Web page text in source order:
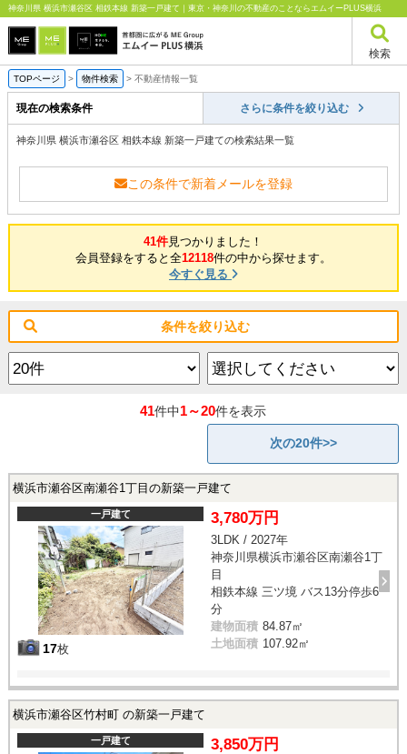
神奈川県 横浜市瀬谷区 相鉄本線 新築一戸建て｜東京・神奈川の不動産のことならエムイーPLUS横浜
検索
TOPページ > 物件検索 > 不動産情報一覧
現在の検索条件 さらに条件を絞り込む
神奈川県 横浜市瀬谷区 相鉄本線 新築一戸建ての検索結果一覧
この条件で新着メールを登録
41件見つかりました！
会員登録をすると全12118件の中から探せます。
今すぐ見る
条件を絞り込む
41件中1～20件を表示
次の20件>>
横浜市瀬谷区南瀬谷1丁目の新築一戸建て
一戸建て
17枚
3,780万円
3LDK / 2027年
神奈川県横浜市瀬谷区南瀬谷1丁
目
相鉄本線 三ツ境 バス13分停歩6
分
建物面積 84.87㎡
土地面積 107.92㎡
横浜市瀬谷区竹村町 の新築一戸建て
一戸建て 3,850万円